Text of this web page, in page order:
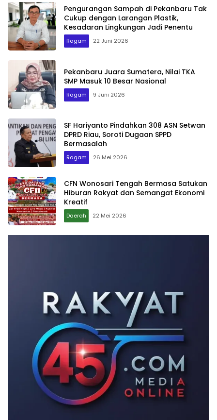
Pengurangan Sampah di Pekanbaru Tak
Cukup dengan Larangan Plastik,
Kesadaran Lingkungan Jadi Penentu
Ragam 22 Juni 2026
Pekanbaru Juara Sumatera, Nilai TKA
SMP Masuk 10 Besar Nasional
Ragam 9 Juni 2026
SF Hariyanto Pindahkan 308 ASN Setwan
DPRD Riau, Soroti Dugaan SPPD
Bermasalah
Ragam 26 Mei 2026
CFN Wonosari Tengah Bermasa Satukan
Hiburan Rakyat dan Semangat Ekonomi
Kreatif
Daerah 22 Mei 2026